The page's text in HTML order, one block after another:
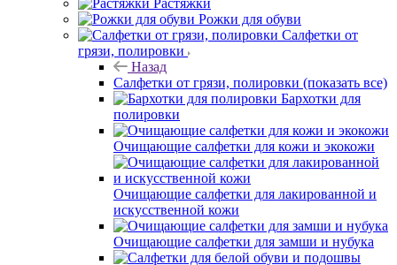
Растяжки
Рожки для обуви
Салфетки от
грязи, полировки
Назад
Салфетки от грязи, полировки (показать все)
Бархотки для
полировки
Очищающие салфетки для кожи и экокожи
Очищающие салфетки для лакированной и
искусственной кожи
Очищающие салфетки для замши и нубука